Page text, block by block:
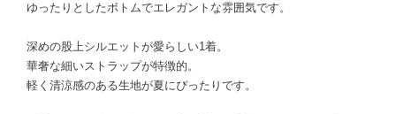
ゆったりとしたボトムでエレガントな雰囲気です。
深めの股上シルエットが愛らしい1着。
華奢な細いストラップが特徴的。
軽く清涼感のある生地が夏にぴったりです。